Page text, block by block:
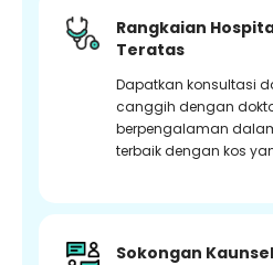
Rangkaian
Teratas
Dapatkan konsultasi
canggih dengan
berpengalaman
terbaik dengan kos
Sokongan